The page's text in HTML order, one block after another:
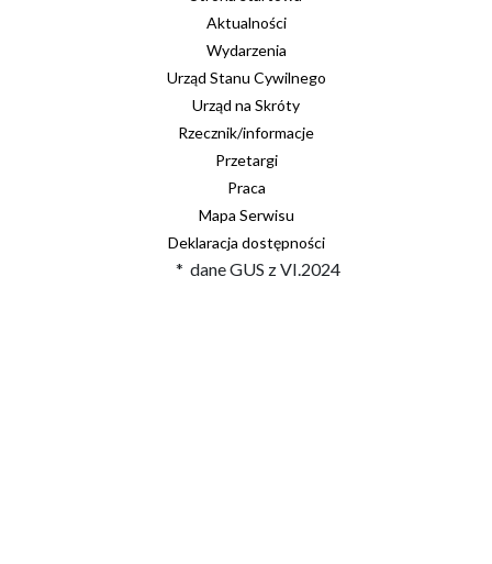
Aktualności
Wydarzenia
Urząd Stanu Cywilnego
Urząd na Skróty
Rzecznik/informacje
Przetargi
Praca
Mapa Serwisu
Deklaracja dostępności
* dane GUS z VI.2024